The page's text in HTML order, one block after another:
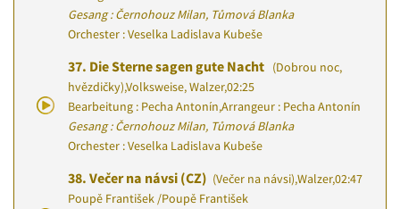
Gesang : Černohouz Milan, Tůmová Blanka
Orchester : Veselka Ladislava Kubeše
37. Die Sterne sagen gute Nacht (Dobrou noc,
hvězdičky),Volksweise, Walzer,02:25
Bearbeitung : Pecha Antonín,Arrangeur : Pecha Antonín
Gesang : Černohouz Milan, Tůmová Blanka
Orchester : Veselka Ladislava Kubeše
38. Večer na návsi (CZ) (Večer na návsi),Walzer,02:47
Poupě František /Poupě František